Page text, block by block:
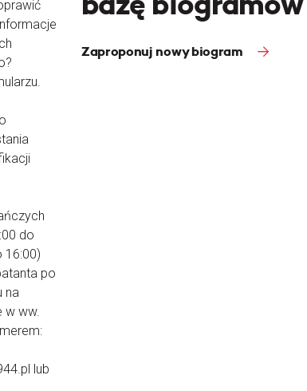
do
16:00)
po
na
w ww.
lub
Zaproponuj nowy biogram